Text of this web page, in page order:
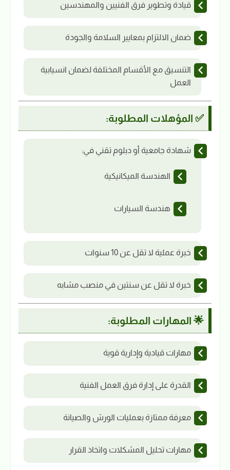
قيادة وتطوير فرق الفنيين والمهندسين
ضمان الالتزام بمعايير السلامة والجودة
التنسيق مع الأقسام المختلفة لضمان انسيابية
العمل
✅ المؤهلات المطلوبة:
شهادة جامعية أو دبلوم تقني في:
الهندسة الميكانيكية
هندسة السيارات
خبرة عملية لا تقل عن 10 سنوات
خبرة لا تقل عن سنتين في منصب مشابه
🌟 المهارات المطلوبة:
مهارات قيادية وإدارية قوية
القدرة على إدارة فرق العمل الفنية
معرفة ممتازة بعمليات الورش والصيانة
مهارات تحليل المشكلات واتخاذ القرار